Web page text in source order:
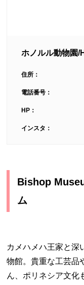
ホノルル動物園
住所：
電話番号：
HP：
インスタ：
Bishop
ム
カメハメハ王家と深
物館。貴重な工芸品
ん、ポリネシア文化